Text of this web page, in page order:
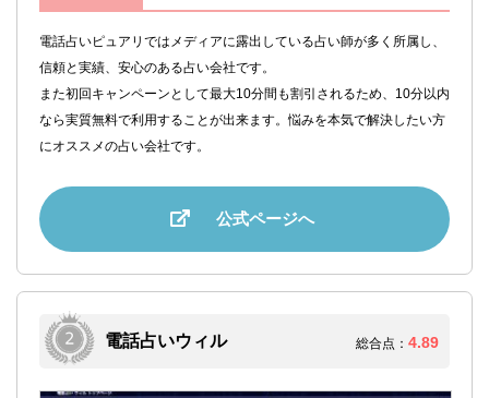
電話占いピュアリではメディアに露出している占い師が多く所属し、
信頼と実績、安心のある占い会社です。
また初回キャンペーンとして最大10分間も割引されるため、10分以内
なら実質無料で利用することが出来ます。悩みを本気で解決したい方
にオススメの占い会社です。
公式ページへ
電話占いウィル 総合点： 4.89